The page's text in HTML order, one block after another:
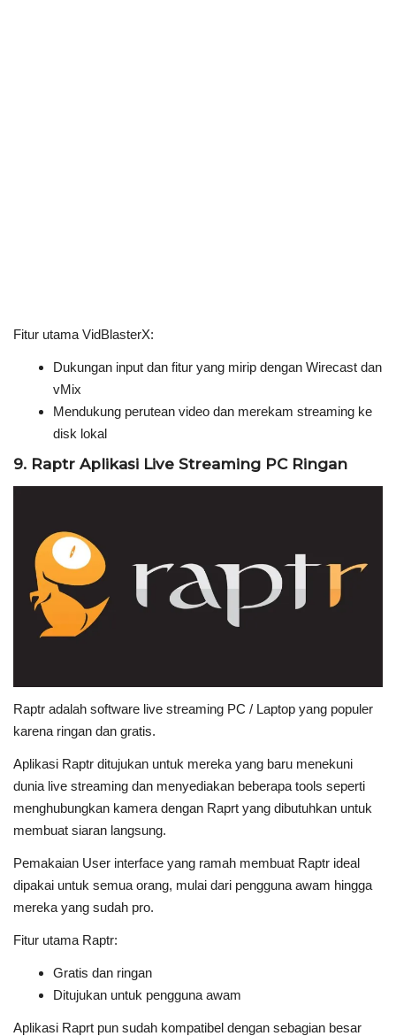
Fitur utama VidBlasterX:
Dukungan input dan fitur yang mirip dengan Wirecast dan
vMix
Mendukung perutean video dan merekam streaming ke
disk lokal
9. Raptr Aplikasi Live Streaming PC Ringan
Raptr adalah software live streaming PC / Laptop yang populer
karena ringan dan gratis.
Aplikasi Raptr ditujukan untuk mereka yang baru menekuni
dunia live streaming dan menyediakan beberapa tools seperti
menghubungkan kamera dengan Raprt yang dibutuhkan untuk
membuat siaran langsung.
Pemakaian User interface yang ramah membuat Raptr ideal
dipakai untuk semua orang, mulai dari pengguna awam hingga
mereka yang sudah pro.
Fitur utama Raptr:
Gratis dan ringan
Ditujukan untuk pengguna awam
Aplikasi Raprt pun sudah kompatibel dengan sebagian besar